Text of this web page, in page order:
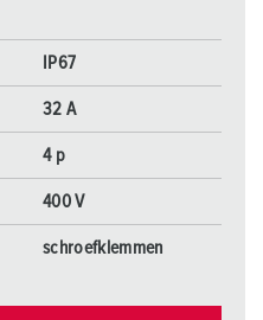
IP67
32 A
4 p
400 V
schroefklemmen